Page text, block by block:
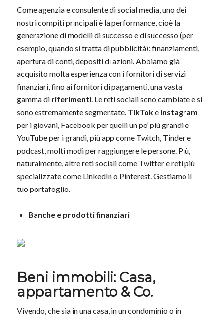
Come agenzia e consulente di social media, uno dei
nostri compiti principali è la performance, cioè la
generazione di modelli di successo e di successo (per
esempio, quando si tratta di pubblicità): finanziamenti,
apertura di conti, depositi di azioni. Abbiamo già
acquisito molta esperienza con i fornitori di servizi
finanziari, fino ai fornitori di pagamenti, una vasta
gamma di riferimenti. Le reti sociali sono cambiate e si
sono estremamente segmentate. TikToke Instagram
per i giovani, Facebook per quelli un po’ più grandi e
YouTube per i grandi, più app come Twitch, Tinder e
podcast, molti modi per raggiungere le persone. Più,
naturalmente, altre reti sociali come Twitter e reti più
specializzate come LinkedIn o Pinterest. Gestiamo il
tuo portafoglio.
Banche e prodotti finanziari
Beni immobili: Casa,
appartamento & Co.
Vivendo, che sia in una casa, in un condominio o in